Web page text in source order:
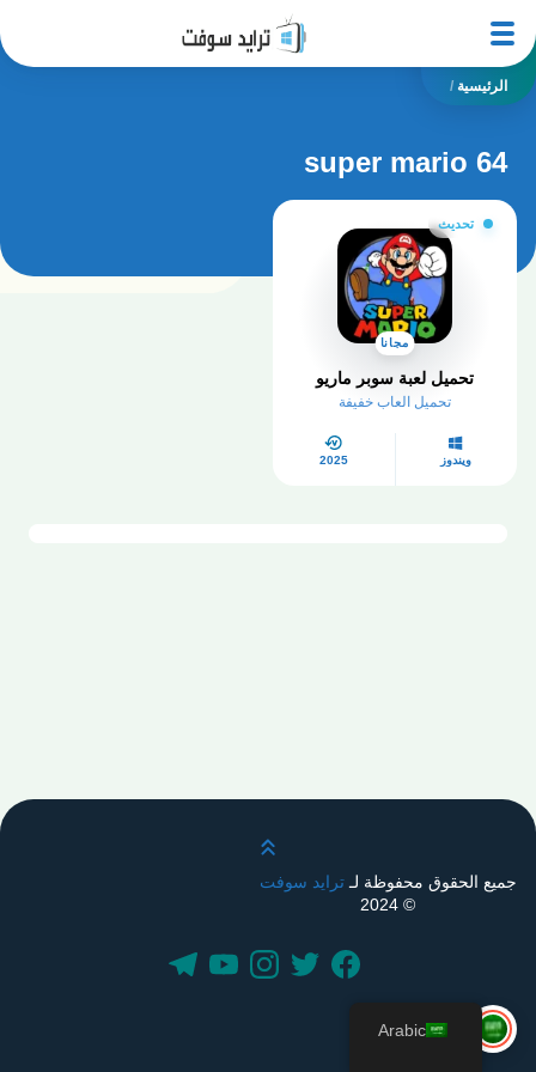
الرئيسية /
super mario 64
تحديث
مجانا
تحميل لعبة سوبر ماريو
تحميل العاب خفيفة
ويندوز 2025
قم بالتمرير لأعلى
جميع الحقوق محفوظة لـترايد سوفت
© 2024
Arabic